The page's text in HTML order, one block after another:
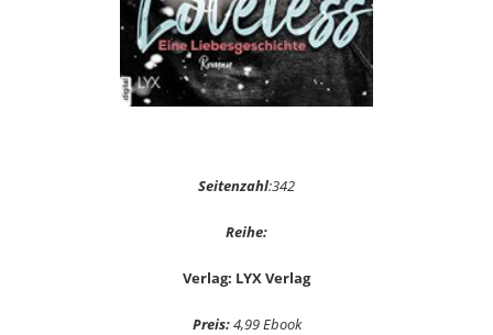
Seitenzahl:342
Reihe:
Verlag: LYX Verlag
Preis:4,99 Ebook